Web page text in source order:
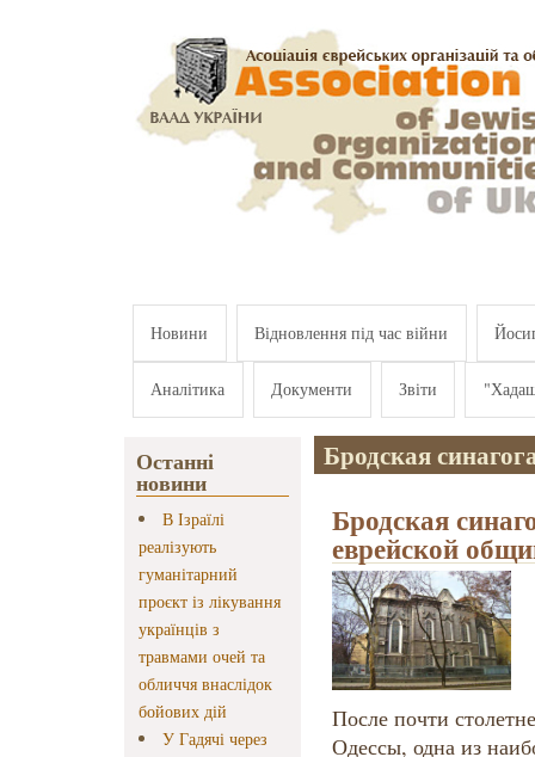
Новини Відновлення під час війни
Аналітика Документи Звіти
Останні
новини
В Ізраїлі
реалізують
гуманітарний
проєкт із лікування
українців з
травмами очей та
обличчя внаслідок
бойових дій
У Гадячі через
Бродская
Бродская
еврейской
После почти
Одессы, одна из